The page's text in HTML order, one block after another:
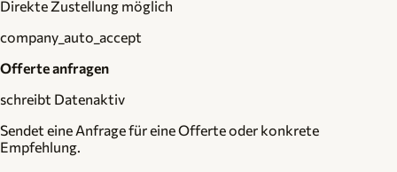
Direkte Zustellung möglich
company_auto_accept
Offerte anfragen
schreibt Datenaktiv
Sendet eine Anfrage für eine Offerte oder konkrete
Empfehlung.